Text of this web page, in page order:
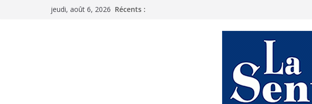
jeudi, août 6, 2026 Récents :